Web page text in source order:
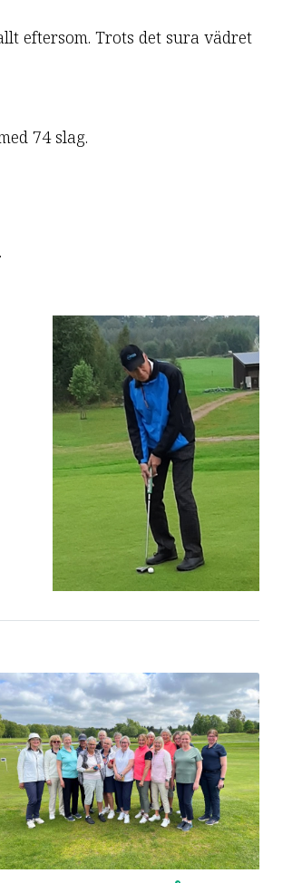
eftersom. Trots det sura vädret
74 slag.